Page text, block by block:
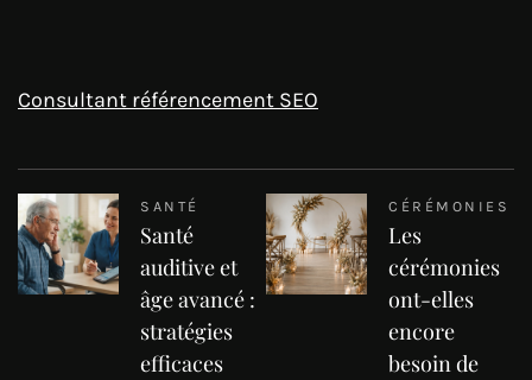
Consultant référencement SEO
SANTÉ
Santé
auditive et
âge avancé :
stratégies
efficaces
CÉRÉMONIES
Les
cérémonies
ont-elles
encore
besoin de